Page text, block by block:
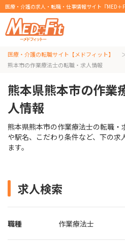
医療・介護の求人・転職・仕事情報サイト『MED＋
医療・介護の転職サイト【メドフィット】
熊本市の作業療法士の転職・求人情報
熊本県熊本市の作業
人情報
熊本県熊本市の作業療法士の転職・
や駅名、こだわり条件など、下の求
ます。
求人検索
職種 作業療法士